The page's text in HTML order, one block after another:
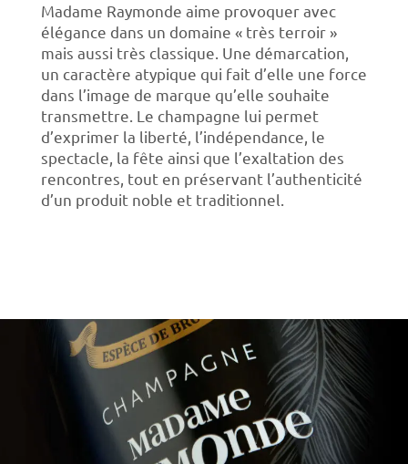
Madame Raymonde aime provoquer avec
élégance dans un domaine « très terroir »
mais aussi très classique. Une démarcation,
un caractère atypique qui fait d’elle une force
dans l’image de marque qu’elle souhaite
transmettre. Le champagne lui permet
d’exprimer la liberté, l’indépendance, le
spectacle, la fête ainsi que l’exaltation des
rencontres, tout en préservant l’authenticité
d’un produit noble et traditionnel.